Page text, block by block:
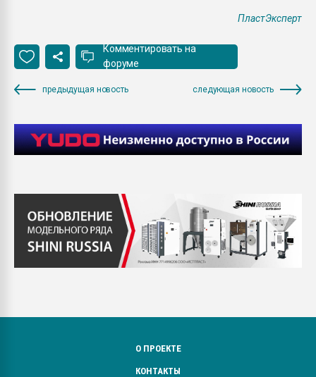
ПластЭксперт
Комментировать на
форуме
предыдущая новость следующая новость
О ПРОЕКТЕ
КОНТАКТЫ